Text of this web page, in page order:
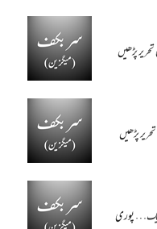
پڑھیں
پڑھیں
ایک…پوری